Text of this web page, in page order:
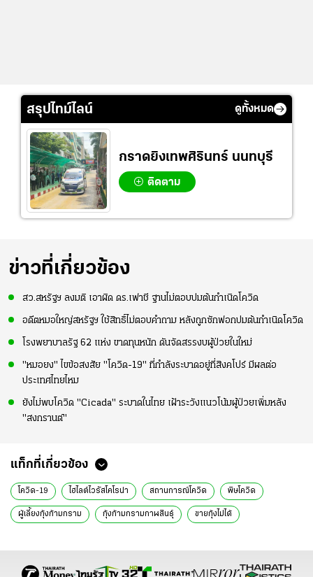
สรุปไทม์ไลน์ ดูทั้งหมด
กราดยิงเทพศิรินทร์ นนทบุรี
ติดตาม
ข่าวที่เกี่ยวข้อง
สว.สหรัฐฯ ลงมติ เอาผิด ดร.เฟาชี ฐานไม่ตอบปมต้นกำเนิดโควิด
อดีตหมอใหญ่สหรัฐฯ ใช้สิทธิ์ไม่ตอบคำถาม หลังถูกซักฟอกปมต้นกำเนิดโควิด
โรงพยาบาลรัฐ 62 แห่ง ขาดทุนหนัก ดันจัดสรรงบผู้ป่วยในใหม่
"หมอยง" ไขข้อสงสัย "โควิด-19" ที่กำลังระบาดอยู่ที่สิงคโปร์ มีผลต่อ
ประเทศไทยไหม
ยังไม่พบโควิด "Cicada" ระบาดในไทย เฝ้าระวังแนวโน้มผู้ป่วยเพิ่มหลัง
"สงกรานต์"
แท็กที่เกี่ยวข้อง
โควิด-19 ไฮไลต์ไวรัสโคโรน่า สถานการณ์โควิด พิษโควิด
ผู้เลี้ยงกุ้งก้ามกราม กุ้งก้ามกรามกาฬสินธุ์ ขายกุ้งไม่ได้